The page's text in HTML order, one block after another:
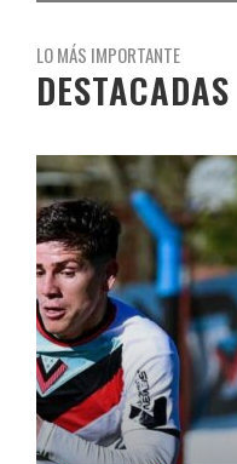
LO MÁS IMPORTANTE
DESTACADAS